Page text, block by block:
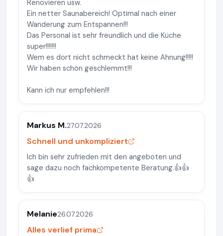
Renovieren usw.
Ein netter Saunabereich! Optimal nach einer
Wanderung zum Entspannen!!!
Das Personal ist sehr freundlich und die Küche
super!!!!!!!
Wem es dort nicht schmeckt hat keine Ahnung!!!!!
Wir haben schön geschlemmt!!!
Kann ich nur empfehlen!!!
Markus M.27.07.2026
Schnell und unkompliziert
Ich bin sehr zufrieden mit den angeboten und
sage dazu noch fachkompetente Beratung.👍👍
👍
Melanie26.07.2026
Alles verlief prima